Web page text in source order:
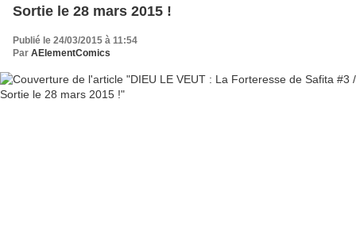
Sortie le 28 mars 2015 !
Publié le 24/03/2015 à 11:54
Par AElementComics